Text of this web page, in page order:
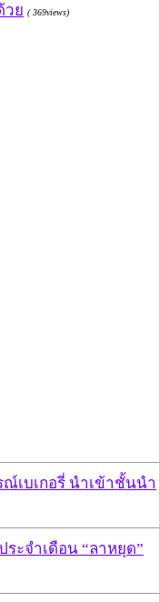
วย ( 369views)
เบเกอรี่ นำเข้าชั้นนำ
ะจำเดือน “ลาหยุด”